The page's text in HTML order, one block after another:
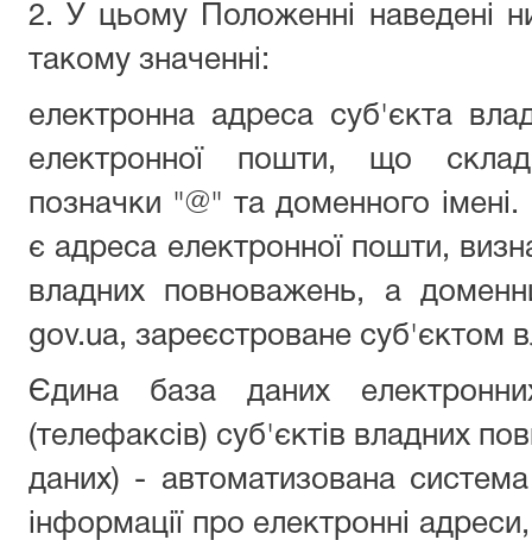
2. У цьому Положенні наведені
такому значенні:
електронна адреса суб'єкта
електронної пошти, що
позначки "@" та доменного
є адреса електронної пошти,
владних повноважень, а
gov.ua, зареєстроване суб'єктом
Єдина база даних
(телефаксів) суб'єктів владних
даних) - автоматизована
інформації про електронні